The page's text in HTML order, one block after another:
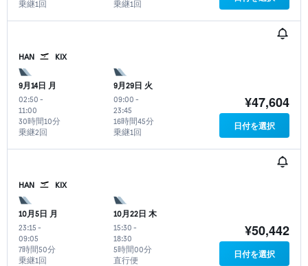
乗継1回 乗継1回
HAN KIX
9月14日 月
02:50 -
11:00
乗継2回
30時間10分
9月29日 火
09:00 -
23:45
乗継1回
16時間45分
¥47,604
日付を選択
HAN KIX
10月5日 月
23:15 -
09:05
乗継1回
7時間50分
10月22日 木
15:30 -
18:30
直行便
5時間00分
¥50,442
日付を選択